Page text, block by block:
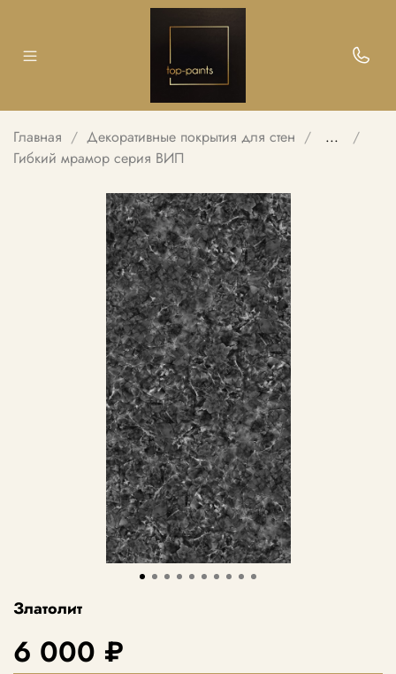
Главная Декоративные покрытия для стен
...
Гибкий мрамор серия ВИП
Златолит
6 000 ₽